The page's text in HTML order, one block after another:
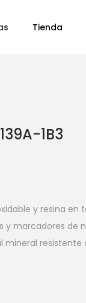
Tienda
1B3
y resina en
y marcadores de
resistente